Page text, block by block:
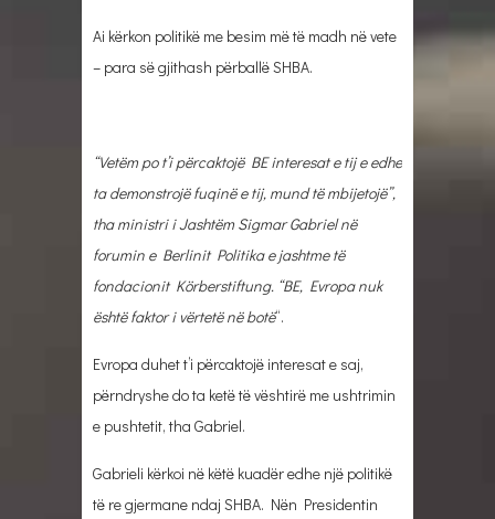
Ai kërkon politikë me besim më të madh në vete
– para së gjithash përballë SHBA.
“Vetëm po t’i përcaktojë BE interesat e tij e edhe
ta demonstrojë fuqinë e tij, mund të mbijetojë”,
tha ministri i Jashtëm Sigmar Gabriel në
forumin e Berlinit Politika e jashtme të
fondacionit Körberstiftung. “BE, Evropa nuk
është faktor i vërtetë në botë“.
Evropa duhet t’i përcaktojë interesat e saj,
përndryshe do ta ketë të vështirë me ushtrimin
e pushtetit, tha Gabriel.
Gabrieli kërkoi në këtë kuadër edhe një politikë
të re gjermane ndaj SHBA. Nën Presidentin